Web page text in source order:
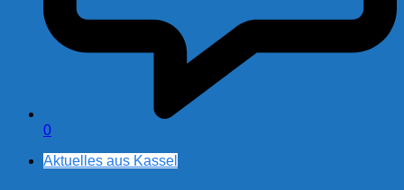
0
Aktuelles aus Kassel